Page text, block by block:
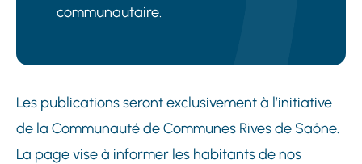
communautaire.
Les publications seront exclusivement à l’initiative
de la Communauté de Communes Rives de Saône.
La page vise à informer les habitants de nos